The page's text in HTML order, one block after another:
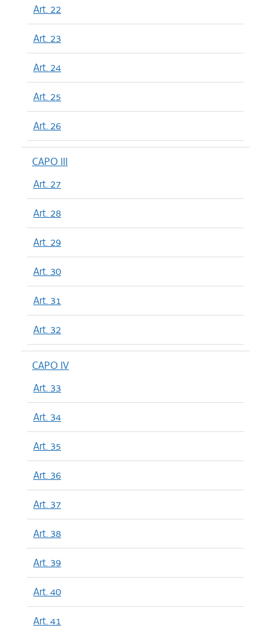
Art. 22
Art. 23
Art. 24
Art. 25
Art. 26
CAPO III
Art. 27
Art. 28
Art. 29
Art. 30
Art. 31
Art. 32
CAPO IV
Art. 33
Art. 34
Art. 35
Art. 36
Art. 37
Art. 38
Art. 39
Art. 40
Art. 41